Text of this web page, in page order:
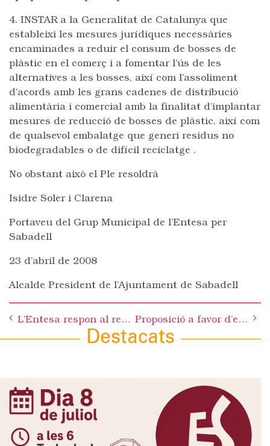
4. INSTAR a la Generalitat de Catalunya que
estableixi les mesures jurídiques necessàries
encaminades a reduir el consum de bosses de
plàstic en el comerç i a fomentar l’ús de les
alternatives a les bosses, així com l’assoliment
d’acords amb les grans cadenes de distribució
alimentària i comercial amb la finalitat d’implantar
mesures de reducció de bosses de plàstic, així com
de qualsevol embalatge que generi residus no
biodegradables o de difícil reciclatge .
No obstant això el Ple resoldrà
Isidre Soler i Clarena
Portaveu del Grup Municipal de l’Entesa per
Sabadell
23 d’abril de 2008
Alcalde President de l’Ajuntament de Sabadell
navigation
L’Entesa respon al regidor d’Educació que el que crea alarma social és negar la manca de places Proposició a favor d’elaborar un cens municipal de piscines
Destacats